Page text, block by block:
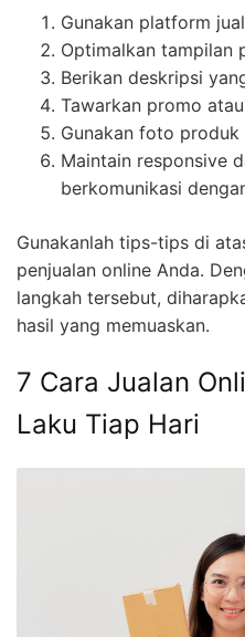
Gunakan platform
Optimalkan tampilan
Berikan deskripsi
Tawarkan promo
Gunakan foto
Maintain responsive
berkomunikasi
Gunakanlah tips-tips di
penjualan online Anda.
langkah tersebut,
hasil yang memuaskan.
7 Cara Jualan
Laku Tiap Hari